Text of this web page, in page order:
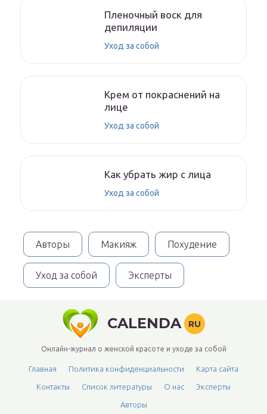
Пленочный воск для
депиляции
Уход за собой
Крем от покраснений на
лице
Уход за собой
Как убрать жир с лица
Уход за собой
Авторы Макияж Похудение
Уход за собой Эксперты
CALENDA RU
Онлайн-журнал о женской красоте и уходе за собой
Главная Политика конфиденциальности Карта сайта
Контакты Список литературы О нас Эксперты
Авторы